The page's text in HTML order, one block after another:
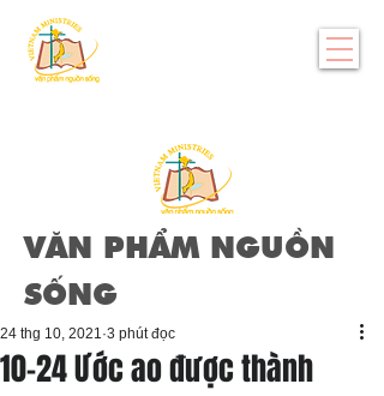
VĂN PHẨM NGUỒN
SỐNG
10-24 Ước ao được thành
24 thg 10, 2021 3 phút đọc